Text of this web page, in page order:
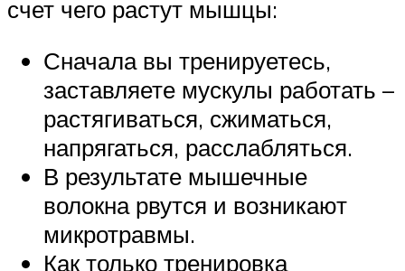
счет чего растут мышцы:
Сначала вы тренируетесь,
заставляете мускулы работать –
растягиваться, сжиматься,
напрягаться, расслабляться.
В результате мышечные
волокна рвутся и возникают
микротравмы.
Как только тренировка